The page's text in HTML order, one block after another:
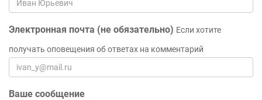
Электронная почта (не обязательно) Если хотите
получать оповещения об ответах на комментарий
Ваше сообщение